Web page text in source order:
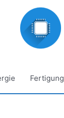
Fertigung